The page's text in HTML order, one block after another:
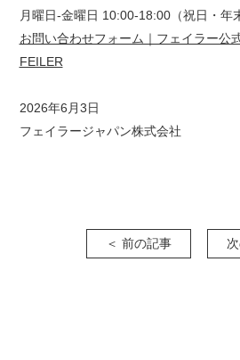
月曜日-金曜日 10:00-18:00（祝日・年
お問い合わせフォーム｜フェイラー公
FEILER
2026年6月3日
フェイラージャパン株式会社
＜ 前の記事